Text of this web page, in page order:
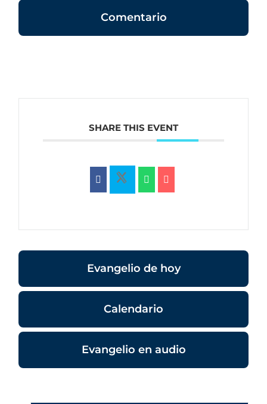
Comentario
SHARE THIS EVENT
Evangelio de hoy
Calendario
Evangelio en audio